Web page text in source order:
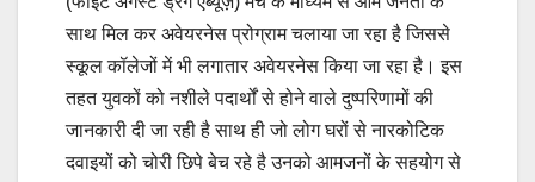
साथ मिल कर अवेयरनेस प्रोग्राम चलाया जा रहा है जिससे
स्कूल कॉलेजों में भी लगातार अवेयरनेस किया जा रहा है। इस
तहत युवकों को नशीले पदार्थों से होने वाले दुष्परिणामों की
जानकारी दी जा रही है साथ ही जो लोग घरों से नारकोटिक
दवाइयों को चोरी छिपे बेच रहे है उनको आमजनों के सहयोग से